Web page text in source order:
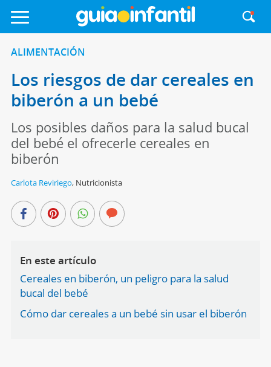
ALIMENTACIÓN
Los riesgos de dar cereales en
biberón a un bebé
Los posibles daños para la salud bucal
del bebé el ofrecerle cereales en
biberón
Carlota Reviriego, Nutricionista
En este artículo
Cereales en biberón, un peligro para la salud
bucal del bebé
Cómo dar cereales a un bebé sin usar el biberón